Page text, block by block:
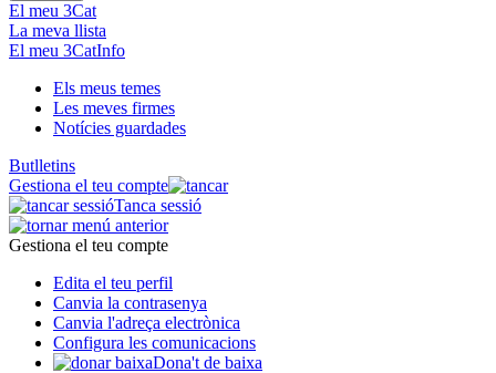
El meu 3Cat
La meva llista
El meu 3CatInfo
Els meus temes
Les meves firmes
Notícies guardades
Butlletins
Gestiona el teu compte
Tanca sessió
Gestiona el teu compte
Edita el teu perfil
Canvia la contrasenya
Canvia l'adreça electrònica
Configura les comunicacions
Dona't de baixa